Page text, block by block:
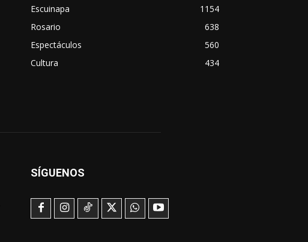
Escuinapa
1154
Rosario
638
Espectáculos
560
Cultura
434
SÍGUENOS